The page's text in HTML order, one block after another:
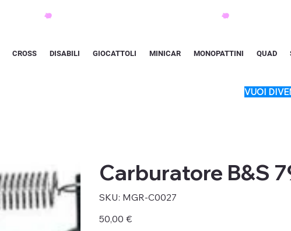
CROSS DISABILI GIOCATTOLI MINICAR MONOPATTINI QUAD
VUOI
Carburatore B&S
SKU: SKU
MGR-
MGR-C0027
Prezzo
50,00 €